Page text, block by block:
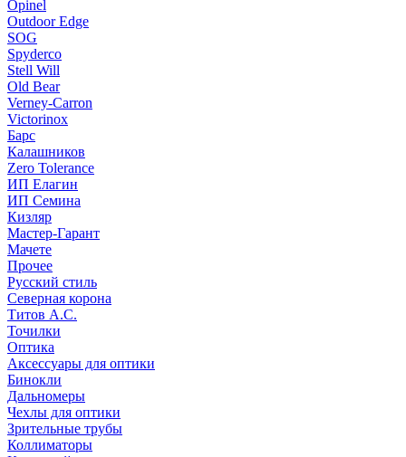
Opinel
Outdoor Edge
SOG
Spyderco
Stell Will
Old Bear
Verney-Carron
Victorinox
Барс
Калашников
Zero Tolerance
ИП Елагин
ИП Семина
Кизляр
Мастер-Гарант
Мачете
Прочее
Русский стиль
Северная корона
Титов А.С.
Точилки
Оптика
Аксессуары для оптики
Бинокли
Дальномеры
Чехлы для оптики
Зрительные трубы
Коллиматоры